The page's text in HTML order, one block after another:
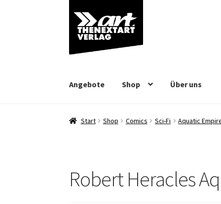
Zur
Navigation
springen
Zum
Inhalt
springen
Angebote Shop Über uns
Start Shop Comics Sci-Fi Aquatic
Robert Heracles